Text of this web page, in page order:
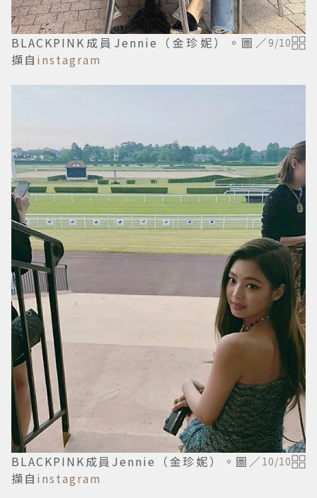
BLACKPINK成員Jennie（金珍妮）。圖／
擷自 instagram
9/10
BLACKPINK成員Jennie（金珍妮）。圖／
擷自 instagram
10/10